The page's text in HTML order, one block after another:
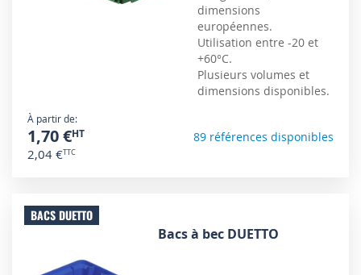
dimensions
européennes.
Utilisation entre -20 et
+60°C.
Plusieurs volumes et
dimensions disponibles.
À partir de
1,70 €
2,04 €
89 références disponibles
BACS DUETTO
Bacs à bec DUETTO